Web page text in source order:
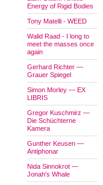
Energy of Rigid Bodies
Tony Matelli - WEED
Walid Raad - I long to
meet the masses once
again
Gerhard Richter —
Grauer Spiegel
Simon Morley — EX
LIBRIS
Gregor Kuschmirz —
Die Schüchterne
Kamera
Gunther Keusen —
Antiphonar
Nida Sinnokrot —
Jonah's Whale